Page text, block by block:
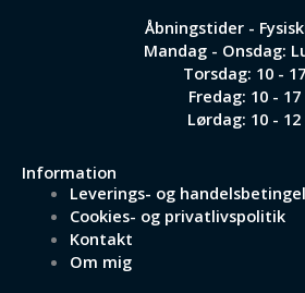
Åbningstider -
Mandag - Onsdag:
Torsdag: 10 - 17
Fredag: 10 - 17
Lørdag: 10 - 12
Information
Leverings- og
Cookies- og privatlivspolitik
Kontakt
Om mig